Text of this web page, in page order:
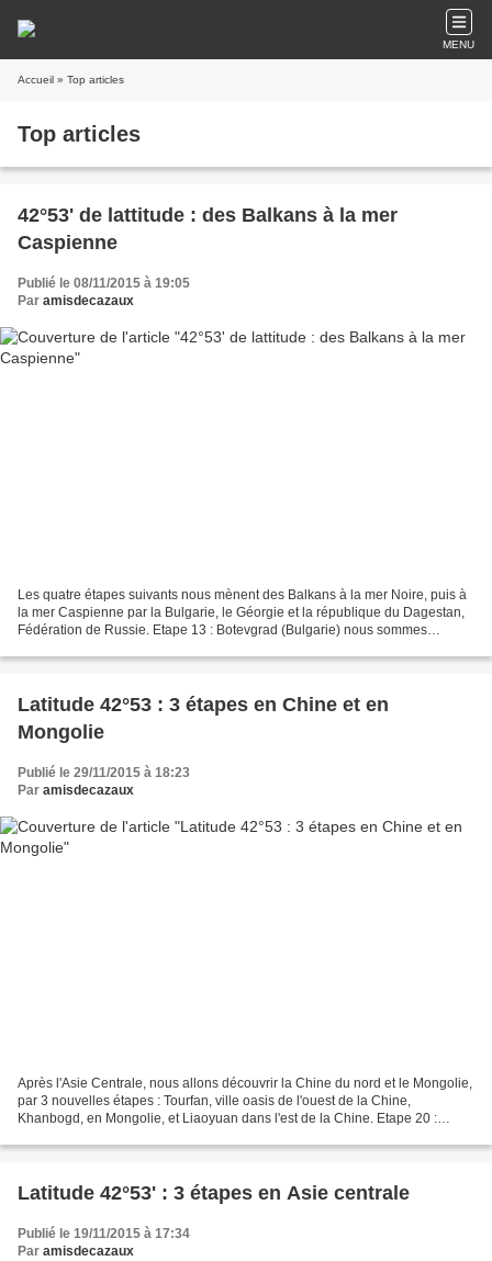
MENU
Accueil » Top articles
Top articles
42°53' de lattitude : des Balkans à la mer
Caspienne
Publié le 08/11/2015 à 19:05
Par amisdecazaux
Les quatre étapes suivants nous mènent des Balkans à la mer Noire, puis à
la mer Caspienne par la Bulgarie, le Géorgie et la république du Dagestan,
Fédération de Russie. Etape 13 : Botevgrad (Bulgarie) nous sommes
Latitude 42°53 : 3 étapes en Chine et en
Mongolie
Publié le 29/11/2015 à 18:23
Par amisdecazaux
Après l'Asie Centrale, nous allons découvrir la Chine du nord et le Mongolie,
par 3 nouvelles étapes : Tourfan, ville oasis de l'ouest de la Chine,
Khanbogd, en Mongolie, et Liaoyuan dans l'est de la Chine. Etape 20 :
Latitude 42°53' : 3 étapes en Asie centrale
Publié le 19/11/2015 à 17:34
Par amisdecazaux